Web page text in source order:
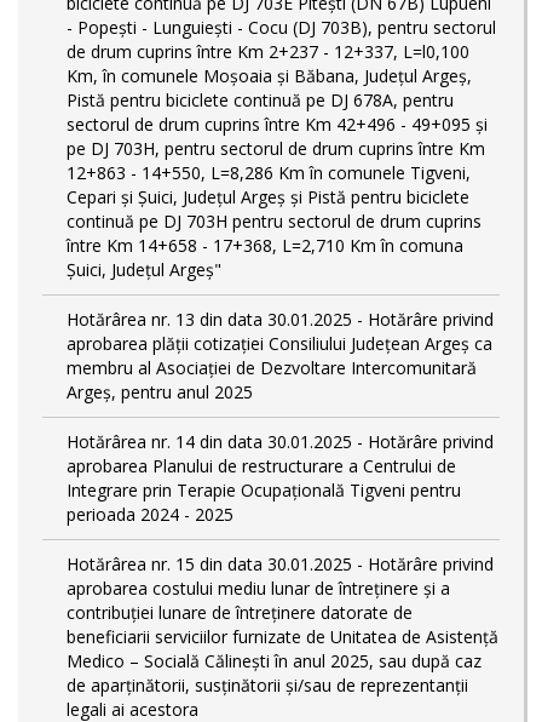
- Popeşti - Lunguieşti - Cocu (DJ 703B), pentru sectorul
de drum cuprins între Km 2+237 - 12+337, L=l0,100
Km, în comunele Moşoaia şi Băbana, Judeţul Argeş,
Pistă pentru biciclete continuă pe DJ 678A, pentru
sectorul de drum cuprins între Km 42+496 - 49+095 și
pe DJ 703H, pentru sectorul de drum cuprins între Km
12+863 - 14+550, L=8,286 Km în comunele Tigveni,
Cepari și Șuici, Judeţul Argeş și Pistă pentru biciclete
continuă pe DJ 703H pentru sectorul de drum cuprins
între Km 14+658 - 17+368, L=2,710 Km în comuna
Șuici, Județul Argeş"
Hotărârea nr. 13 din data 30.01.2025 - Hotărâre privind
aprobarea plății cotizației Consiliului Județean Argeș ca
membru al Asociației de Dezvoltare Intercomunitară
Argeș, pentru anul 2025
Hotărârea nr. 14 din data 30.01.2025 - Hotărâre privind
aprobarea Planului de restructurare a Centrului de
Integrare prin Terapie Ocupațională Tigveni pentru
perioada 2024 - 2025
Hotărârea nr. 15 din data 30.01.2025 - Hotărâre privind
aprobarea costului mediu lunar de întreținere și a
contribuției lunare de întreținere datorate de
beneficiarii serviciilor furnizate de Unitatea de Asistență
Medico – Socială Călineşti în anul 2025, sau după caz
de aparținătorii, susținătorii și/sau de reprezentanții
legali ai acestora